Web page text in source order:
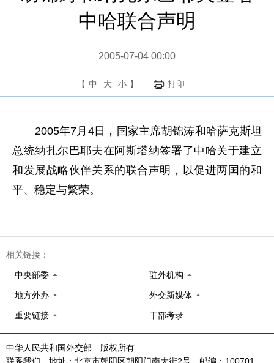
中哈联合声明
2005-07-04 00:00
【 中 大 小 】 打印
2005年7月4日，国家主席胡锦涛和哈萨克斯坦
总统纳扎尔巴耶夫在阿斯塔纳签署了中哈关于建立
和发展战略伙伴关系的联合声明，以促进两国的和
平、稳定与繁荣。
相关链接：
中央部委 驻外机构
地方外办 外交新媒体
重要链接 干部考录
中华人民共和国外交部 版权所有